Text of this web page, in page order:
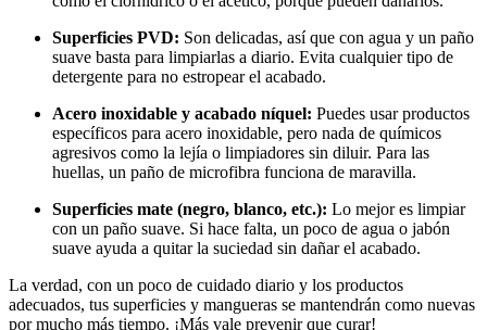
Superficies PVD: Son delicadas, así que con agua y un paño
suave basta para limpiarlas a diario. Evita cualquier tipo de
detergente para no estropear el acabado.
Acero inoxidable y acabado níquel: Puedes usar productos
específicos para acero inoxidable, pero nada de químicos
agresivos como la lejía o limpiadores sin diluir. Para las
huellas, un paño de microfibra funciona de maravilla.
Superficies mate (negro, blanco, etc.): Lo mejor es limpiar
con un paño suave. Si hace falta, un poco de agua o jabón
suave ayuda a quitar la suciedad sin dañar el acabado.
La verdad, con un poco de cuidado diario y los productos
adecuados, tus superficies y mangueras se mantendrán como nuevas
por mucho más tiempo. ¡Más vale prevenir que curar!